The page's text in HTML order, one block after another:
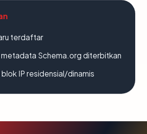
terdaftar
metadata Schema.org diterbitkan
IP residensial/dinamis